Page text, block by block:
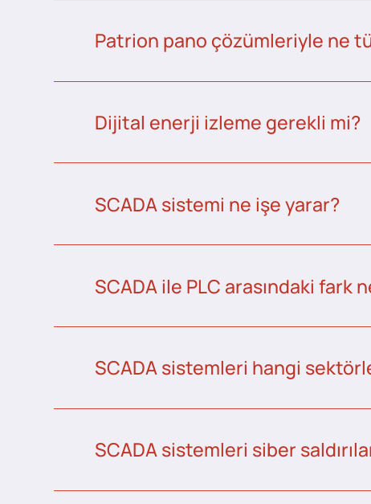
Patrion pano çözümleriyle ne
Dijital enerji izleme gerekli mi?
SCADA sistemi ne işe yarar?
SCADA ile PLC arasındaki fark
SCADA sistemleri hangi
SCADA sistemleri siber